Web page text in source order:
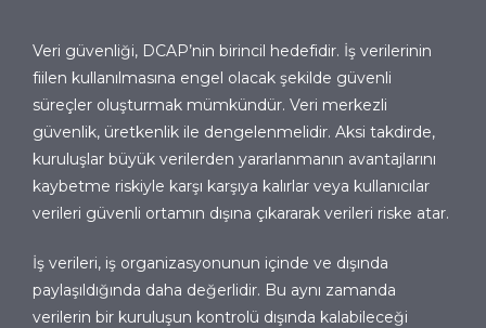
Veri güvenliği, DCAP’nin birincil hedefidir. İş verilerinin
fiilen kullanılmasına engel olacak şekilde güvenli
süreçler oluşturmak mümkündür. Veri merkezli
güvenlik, üretkenlik ile dengelenmelidir. Aksi takdirde,
kuruluşlar büyük verilerden yararlanmanın avantajlarını
kaybetme riskiyle karşı karşıya kalırlar veya kullanıcılar
verileri güvenli ortamın dışına çıkararak verileri riske atar.
İş verileri, iş organizasyonunun içinde ve dışında
paylaşıldığında daha değerlidir. Bu aynı zamanda
verilerin bir kuruluşun kontrolü dışında kalabileceği